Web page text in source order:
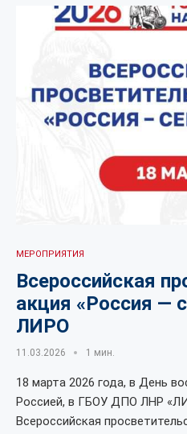
МЕРОПРИЯТИЯ
Всероссийская
акция «Россия —
ЛИРО
11.03.2026 1 мин.
18 марта 2026 года, в День
Россией, в ГБОУ ДПО ЛНР
Всероссийская